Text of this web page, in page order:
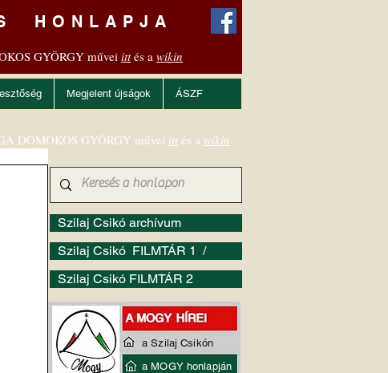
HONLAPJA
GYÖRGY művei ittés a wikin
Megjelent újságok ÁSZF
Szilaj Csikó archívum
Szilaj Csikó FILMTÁR 1 /
Szilaj Csikó FILMTÁR 2
DOMOKOS GYÖRGY művei itt és a wikin
a Szilaj Csikón
a MOGY honlapján